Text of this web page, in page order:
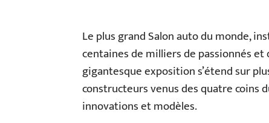
Le plus grand Salon auto du monde,
centaines de milliers de passionnés
gigantesque exposition s’étend sur
constructeurs venus des quatre coins
innovations et modèles.